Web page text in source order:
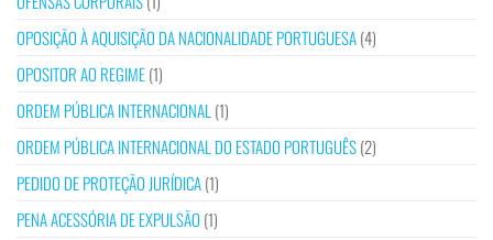
OPOSIÇÃO À AQUISIÇÃO DA NACIONALIDADE PORTUGUESA(4)
OPOSITOR AO REGIME(1)
ORDEM PÚBLICA INTERNACIONAL (1)
ORDEM PÚBLICA INTERNACIONAL DO ESTADO PORTUGUÊS(2)
PEDIDO DE PROTEÇÃO JURÍDICA(1)
PENA ACESSÓRIA DE EXPULSÃO (1)